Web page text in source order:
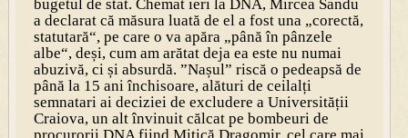
bugetul de stat. Chemat ieri la DNA, Mircea Sandu
a declarat că măsura luată de el a fost una „corectă,
statutară“, pe care o va apăra „până în pânzele
albe“, deși, cum am arătat deja ea este nu numai
abuzivă, ci și absurdă. ”Nașul” riscă o pedeapsă de
până la 15 ani închisoare, alături de ceilalți
semnatari ai deciziei de excludere a Univer­sității
Craiova, un alt învinuit călcat pe bombeuri de
procurorii DNA fiind Mitică Dragomir, cel care mai